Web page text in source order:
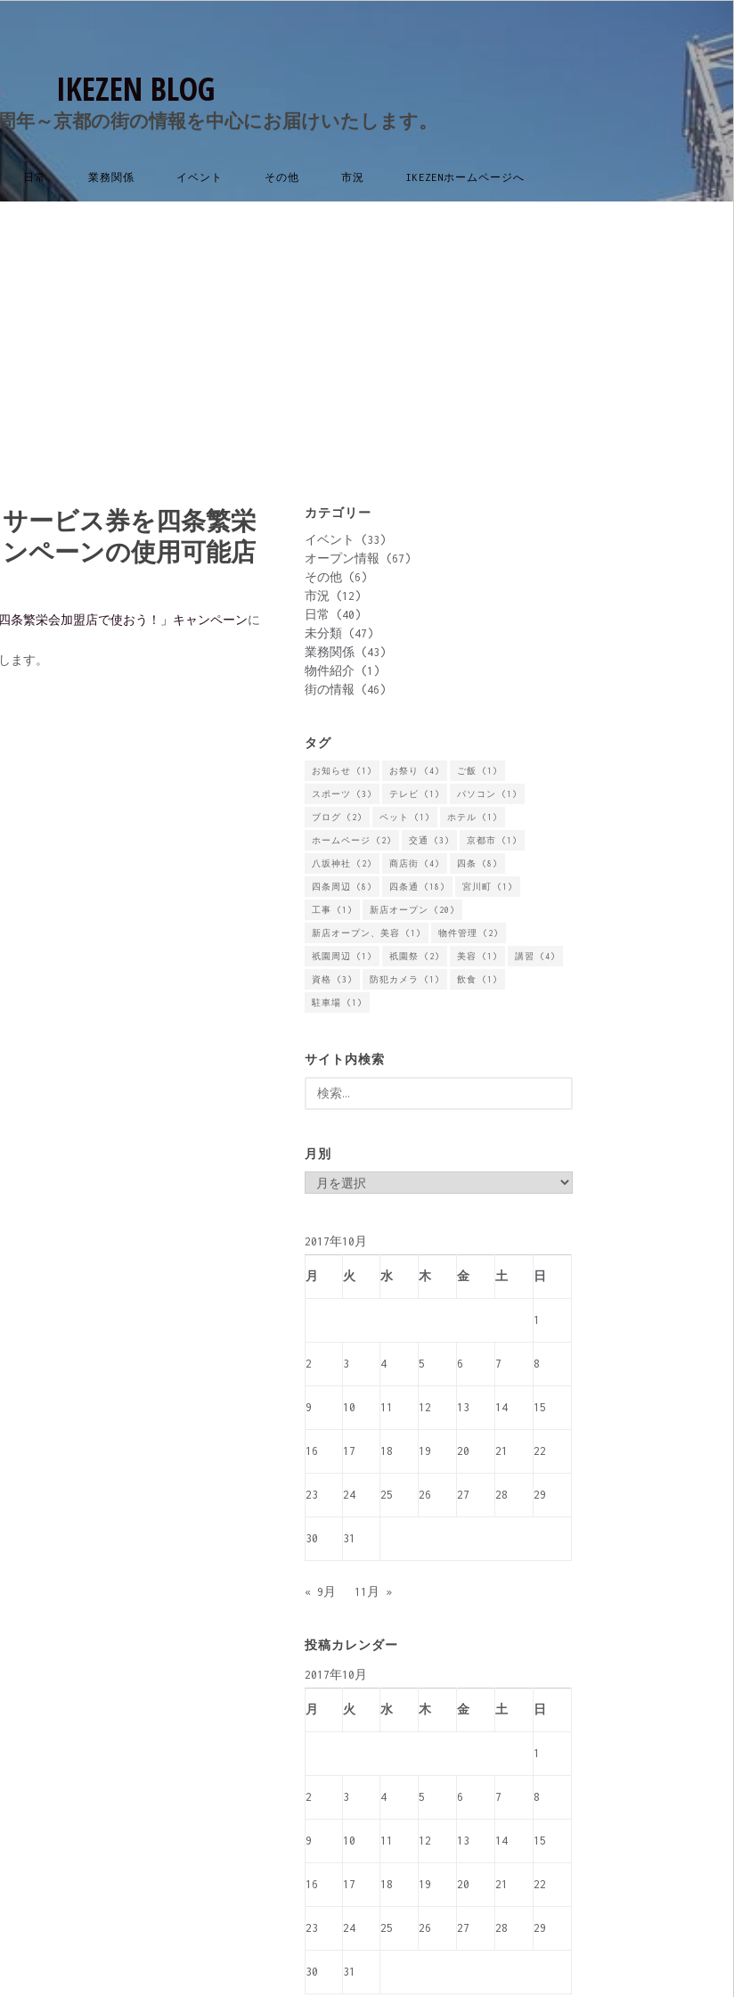
IKEZEN BLOG
年～京都の街の情報を中心にお届けいたします。
日常 業務関係 イベント その他 市況 IKEZENホームページへ
ービス券を四条繁栄
ペーンの使用可能店
条繁栄会加盟店で使おう！」キャンペーンに
ます。
カテゴリー
イベント
(33)
オープン情報 (67)
その他 (6)
市況 (12)
日常
(40)
未分類 (47)
業務関係 (43)
物件紹介 (1)
街の情報 (46)
タグ
お知らせ (1) お祭り (4) ご飯 (1)
スポーツ (3) テレビ (1) パソコン (1)
ブログ (2) ペット (1) ホテル (1)
ホームページ (2) 交通 (3) 京都市 (1)
八坂神社 (2) 商店街 (4) 四条 (8)
四条周辺 (8) 四条通 (18) 宮川町 (1)
工事 (1) 新店オープン (20)
新店オープン、美容 (1) 物件管理 (2)
祇園周辺 (1) 祇園祭 (2) 美容 (1) 講習 (4)
資格 (3) 防犯カメラ (1) 飲食 (1)
駐車場 (1)
サイト内検索
月別
2017年10月
月 火 水 木 金 土 日
1
2 3 4 5 6 7 8
9 10 11 12 13 14 15
16 17 18 19 20 21 22
23 24 25 26 27 28 29
30 31
« 9月 11月 »
投稿カレンダー
2017年10月
月 火 水 木 金 土 日
1
2 3 4 5 6 7 8
9 10 11 12 13 14 15
16 17 18 19 20 21 22
23 24 25 26 27 28 29
30 31